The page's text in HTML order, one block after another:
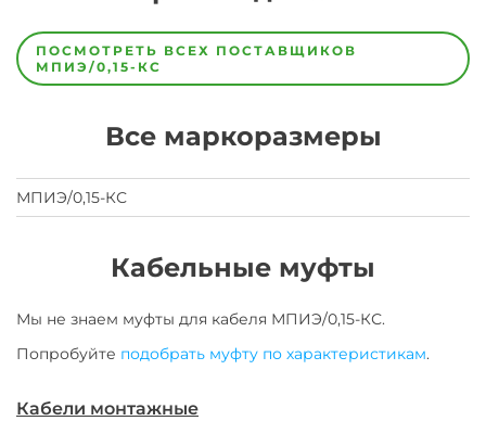
Завод Завод-
изготовитель
предпочел
на
завод
ПОСМОТРЕТЬ ВСЕХ ПОСТАВЩИКОВ
МПИЭ/0,15-КС
Все маркоразмеры
МПИЭ/0,15-КС
Кабельные муфты
Мы не знаем муфты для кабеля МПИЭ/0,15-КС.
Попробуйте подобрать муфту по характеристикам.
Кабели монтажные